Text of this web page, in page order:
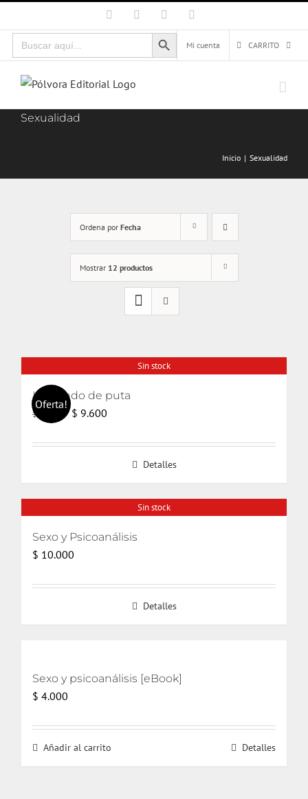
al
contenido
Facebook Instagram
Buscar:
Botón de búsqueda
Mi cuenta
CARRITO
Sexualidad
Inicio Sexualidad
Ordena por Fecha
Mostrar 12 productos
Sin stock
Oferta!
Haciendo de puta
$
El
original
$ 9.600
actual
Detalles
Sin stock
Sexo y Psicoanálisis
$ 10.000
Detalles
Sexo y psicoanálisis [eBook]
$ 4.000
Añadir al carrito Detalles